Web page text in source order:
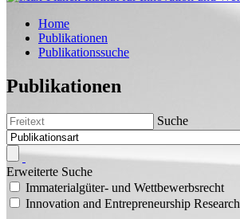
Home
Publikationen
Publikationssuche
Publikationen
Suche
Erweiterte Suche
Immaterialgüter- und Wettbewerbsrecht
Innovation and Entrepreneurship Research